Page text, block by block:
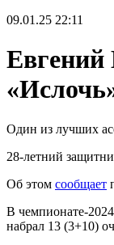
09.01.25 22:11
Один из лучших
28-летний
Об этом сообщает
В чемпионате-
набрал 13 (3+10)